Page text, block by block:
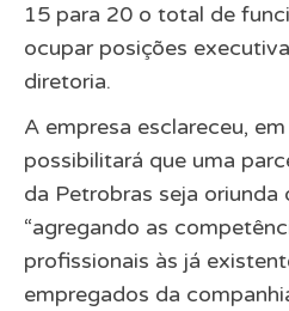
15 para 20 o total de
ocupar posições
diretoria.
A empresa esclareceu,
possibilitará que uma
da Petrobras seja oriunda
“agregando as
profissionais às já
empregados da